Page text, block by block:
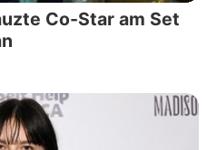
Co-Star am Set